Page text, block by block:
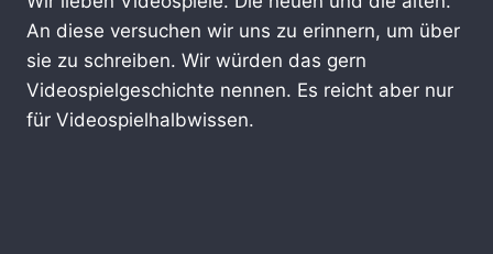
An diese versuchen wir uns zu erinnern, um über
sie zu schreiben. Wir würden das gern
Videospielgeschichte nennen. Es reicht aber nur
für Videospielhalbwissen.